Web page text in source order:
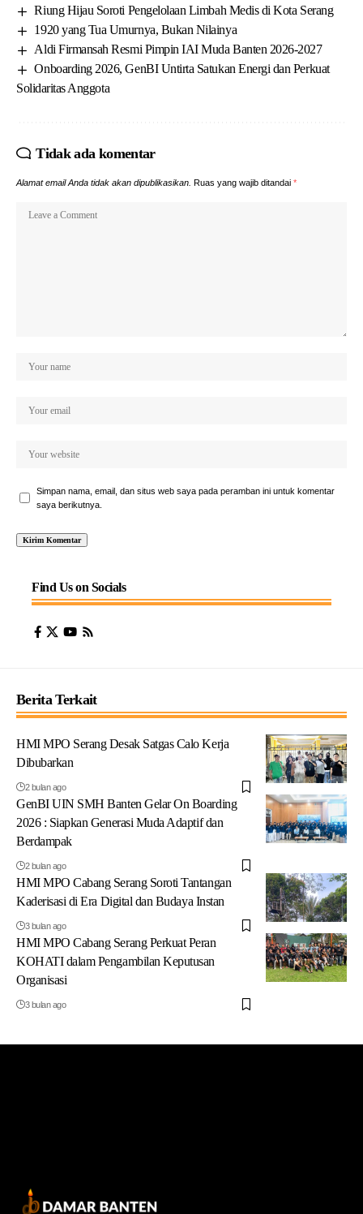
Riung Hijau Soroti Pengelolaan Limbah Medis di Kota Serang
1920 yang Tua Umurnya, Bukan Nilainya
Aldi Firmansah Resmi Pimpin IAI Muda Banten 2026-2027
Onboarding 2026, GenBI Untirta Satukan Energi dan Perkuat
Solidaritas Anggota
Tidak ada komentar
Alamat email Anda tidak akan dipublikasikan. Ruas yang wajib ditandai *
Simpan nama, email, dan situs web saya pada peramban ini untuk komentar
saya berikutnya.
Find Us on Socials
Berita Terkait
HMI MPO Serang Desak Satgas Calo Kerja
Dibubarkan
2 bulan ago
GenBI UIN SMH Banten Gelar On Boarding
2026 : Siapkan Generasi Muda Adaptif dan
Berdampak
2 bulan ago
HMI MPO Cabang Serang Soroti Tantangan
Kaderisasi di Era Digital dan Budaya Instan
3 bulan ago
HMI MPO Cabang Serang Perkuat Peran
KOHATI dalam Pengambilan Keputusan
Organisasi
3 bulan ago